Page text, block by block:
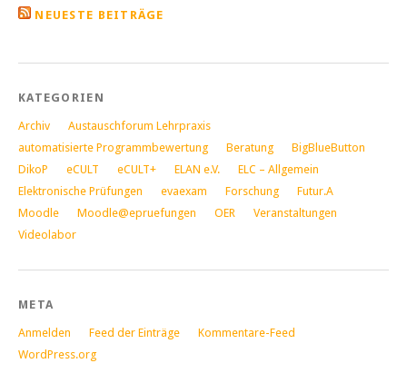
NEUESTE BEITRÄGE
KATEGORIEN
Archiv
Austauschforum Lehrpraxis
automatisierte Programmbewertung
Beratung
BigBlueButton
DikoP
eCULT eCULT+ ELAN e.V.
ELC – Allgemein
Elektronische Prüfungen
evaexam Forschung
Futur.A
Moodle
Moodle@epruefungen OER
Veranstaltungen
Videolabor
META
Anmelden Feed der Einträge
Kommentare-Feed
WordPress.org